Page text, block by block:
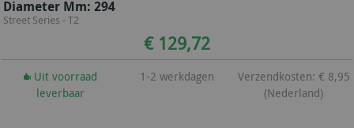
Diameter Mm: 294
Street Series - T2
€ 129,72
Uit voorraad
leverbaar
1-2 werkdagen
Verzendkosten: € 8,95
(Nederland)